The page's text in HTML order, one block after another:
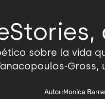
sobre la vida
Autor:Monica